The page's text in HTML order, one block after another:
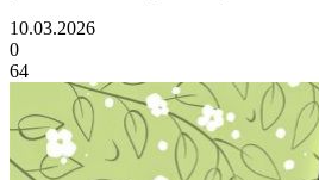
10.03.2026
0
64